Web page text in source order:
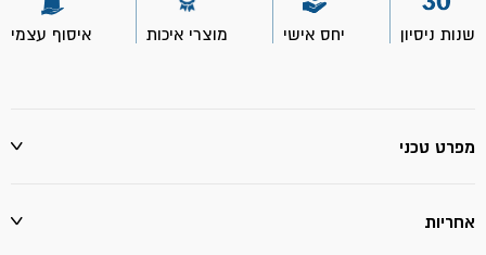
שנות ניסיון יחס אישי מוצרי איכות איסוף עצמי
מפרט טכני
אחריות